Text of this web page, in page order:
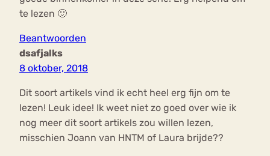
te lezen 🙂
Beantwoorden
dsafjalks
8 oktober, 2018
Dit soort artikels vind ik echt heel erg fijn om te
lezen! Leuk idee! Ik weet niet zo goed over wie ik
nog meer dit soort artikels zou willen lezen,
misschien Joann van HNTM of Laura brijde??